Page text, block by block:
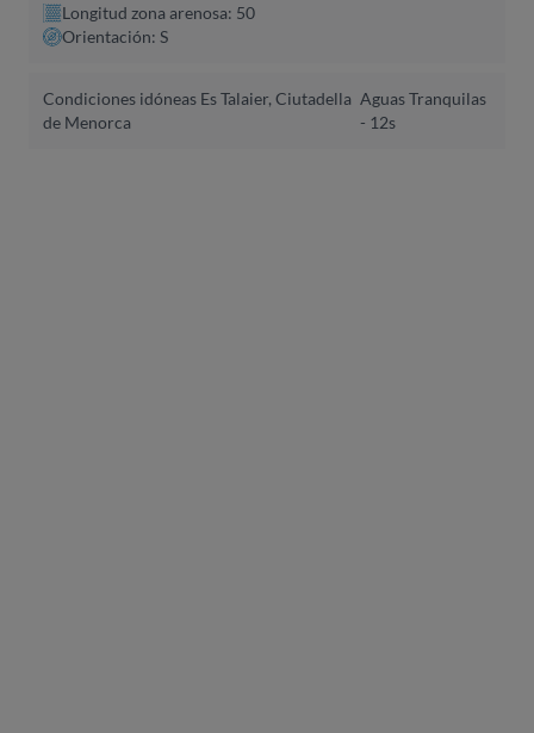
Longitud zona arenosa: 50
Orientación: S
Condiciones idóneas Es Talaier, Ciutadella
de Menorca
Aguas Tranquilas
- 12s